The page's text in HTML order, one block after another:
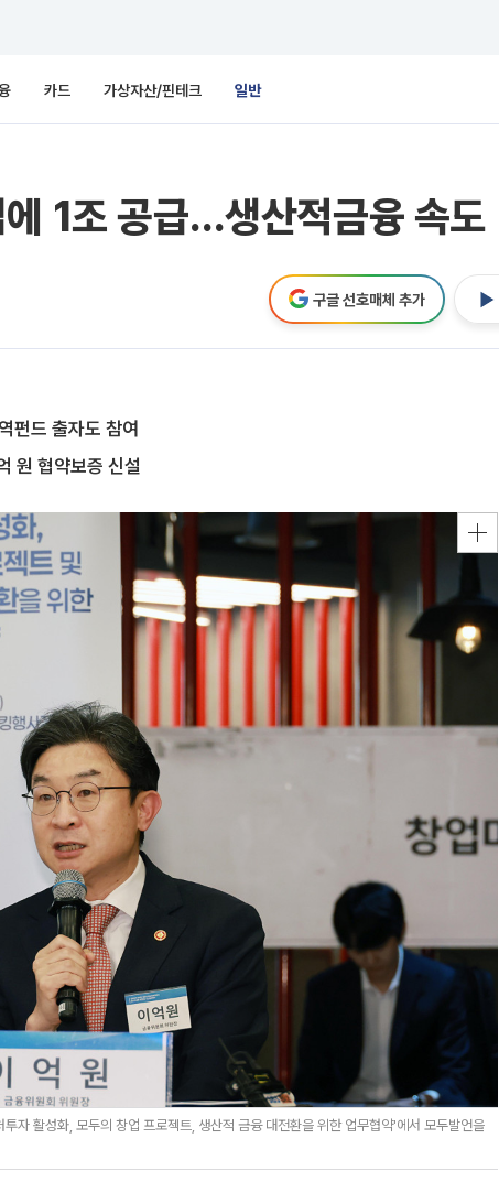
카드 가상자산/핀테크 일반
1조 공급…생산적금융 속도
구글 선호매체 추가
펀드 출자도 참여
원 협약보증 신설
활성화, 모두의 창업 프로젝트, 생산적 금융 대전환을 위한 업무협약'에서 모두발언을